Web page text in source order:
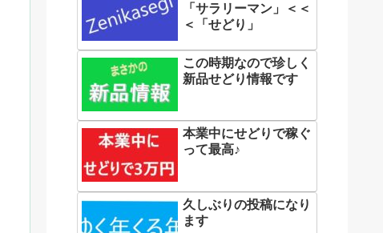
「サラリーマン」＜＜
＜「せどり」
この時期なので珍しく
新品せどり情報です
本業中にせどりで稼ぐ
って最高♪
久しぶりの投稿になり
ます